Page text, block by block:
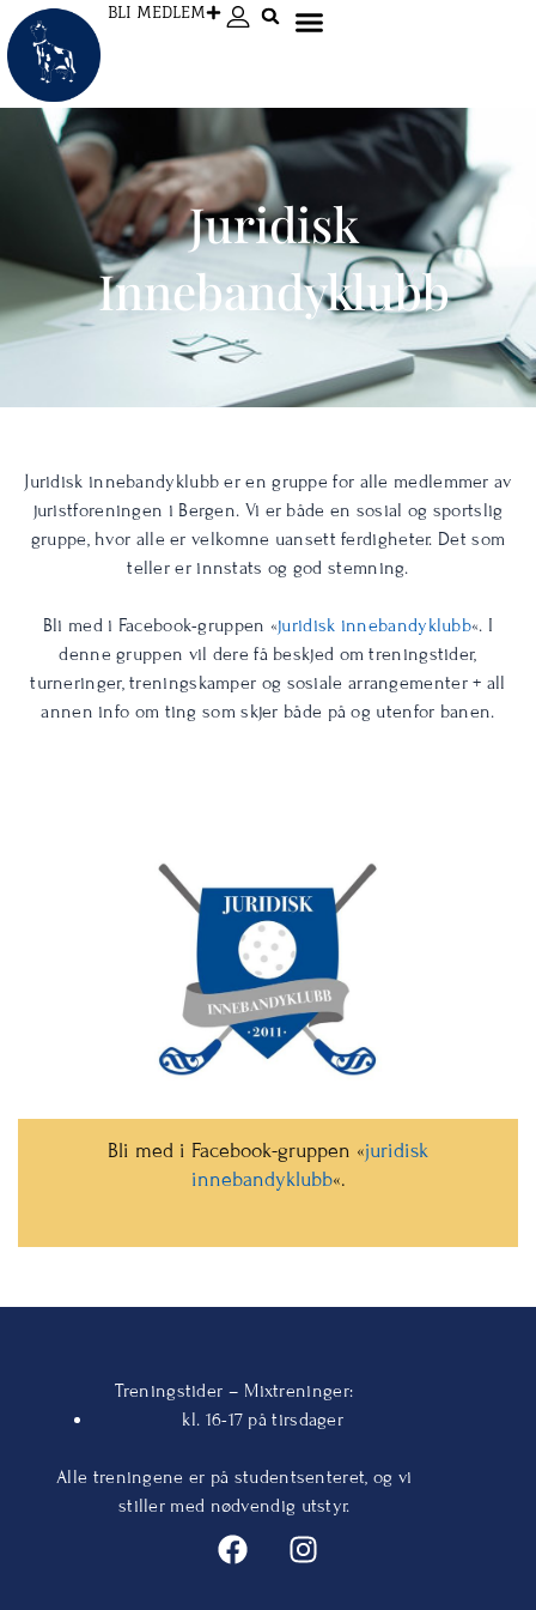
Hopp
rett
til
innholdet
BLI MEDLEM
Juridisk
Innebandyklubb
Juridisk innebandyklubb er en gruppe for alle medlemmer av
juristforeningen i Bergen. Vi er både en sosial og sportslig
gruppe, hvor alle er velkomne uansett ferdigheter. Det som
teller er innstats og god stemning.
Bli med i Facebook-gruppen «juridisk innebandyklubb«. I
denne gruppen vil dere få beskjed om treningstider,
turneringer, treningskamper og sosiale arrangementer + all
annen info om ting som skjer både på og utenfor banen.
Bli med i Facebook-gruppen «juridisk
innebandyklubb«.
Treningstider – Mixtreninger:
kl. 16-17 på tirsdager
Alle treningene er på studentsenteret, og vi
stiller med nødvendig utstyr.
F
a
I
n